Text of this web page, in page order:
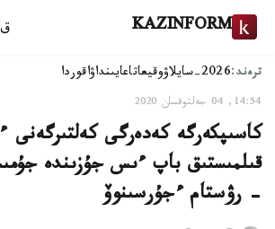
KAZINFORM
ترەند:2026-سايلاۋ وقيعاتاعايىنداۋاقوردا
14:54, 04 جەلتوقسان 2020
كاسىپكەرگە كەدەرگى كەلتىرگەنى
قىلمىستىق باپ ءىس جۇزىندە
- رۋستام ءجۇرسىنوۆ